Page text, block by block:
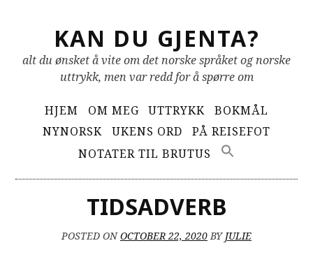
content KAN DU GJENTA?
alt du ønsket å vite om det norske språket og norske
uttrykk, men var redd for å spørre om
Primary
Menu
HJEM OM MEG UTTRYKK
BOKMÅL
NYNORSK
UKENS ORD
PÅ REISEFOT
NOTATER TIL BRUTUS
TIDSADVERB
POSTED ONOCTOBER 22, 2020BY JULIE